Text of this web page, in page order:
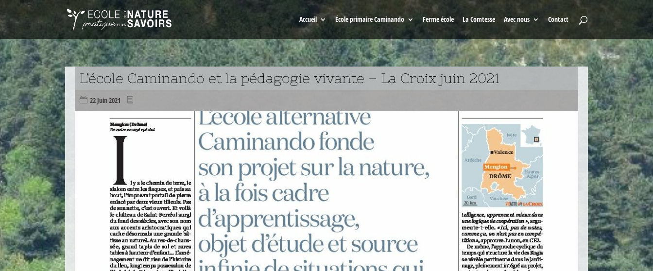
Accueil École primaire Caminando Ferme école La Comtesse Avec nous Contact
L’école Caminando et la pédagogie vivante – La Croix juin 2021
22 Juin 2021